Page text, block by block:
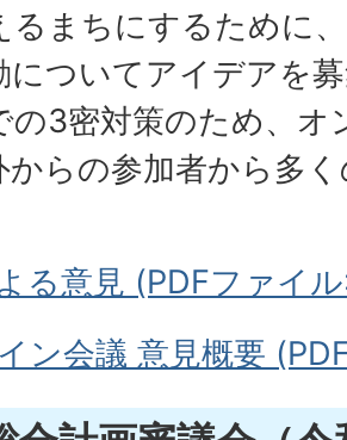
るまちにするために
についてアイデアを
の3密対策のため、オ
からの参加者から多
る意見 (PDFファイ
ン会議 意見概要